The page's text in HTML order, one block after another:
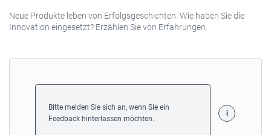
Neue Produkte leben von Erfolgsgeschichten. Wie haben Sie die
Innovation eingesetzt? Erzählen Sie von Erfahrungen.
Bitte melden Sie sich an, wenn Sie ein
Feedback hinterlassen möchten.